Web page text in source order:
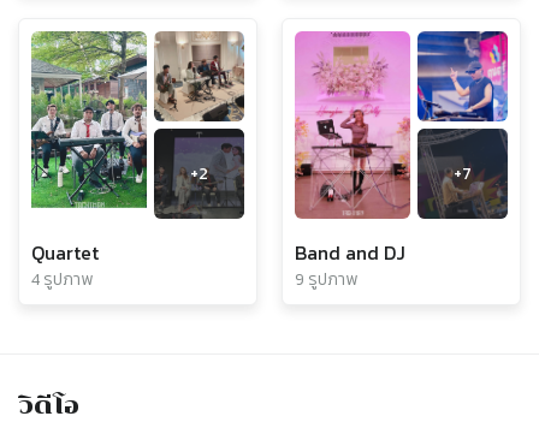
+2
Quartet
4 รูปภาพ
+7
Band and DJ
9 รูปภาพ
วิดีโอ